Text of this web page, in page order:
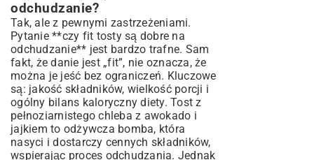
odchudzanie?
Tak, ale z pewnymi zastrzeżeniami.
Pytanie **czy fit tosty są dobre na
odchudzanie** jest bardzo trafne. Sam
fakt, że danie jest „fit”, nie oznacza, że
można je jeść bez ograniczeń. Kluczowe
są: jakość składników, wielkość porcji i
ogólny bilans kaloryczny diety. Tost z
pełnoziarnistego chleba z awokado i
jajkiem to odżywcza bomba, która
nasyci i dostarczy cennych składników,
wspierając proces odchudzania. Jednak